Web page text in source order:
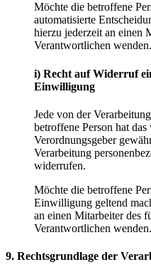
Möchte die betroffene
automatisierte
hierzu jederzeit an einen
Verantwortlichen wenden.
i) Recht auf Widerruf
Einwilligung
Jede von der
betroffene Person hat
Verordnungsgeber
Verarbeitung
widerrufen.
Möchte die betroffene
Einwilligung geltend
an einen Mitarbeiter des
Verantwortlichen wenden.
9. Rechtsgrundlage der